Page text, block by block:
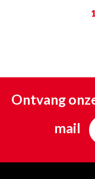
1
Ontvang
mail